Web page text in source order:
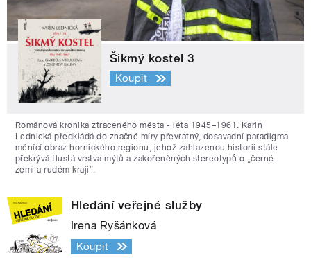
Šikmý kostel 3
Koupit
Románová kronika ztraceného města - léta 1945–1961. Karin
Lednická předkládá do značné míry převratný, dosavadní paradigma
měnící obraz hornického regionu, jehož zahlazenou historii stále
překrývá tlustá vrstva mýtů a zakořeněných stereotypů o „černé
zemi a rudém kraji“.
Hledání veřejné služby
Irena Ryšánková
Koupit